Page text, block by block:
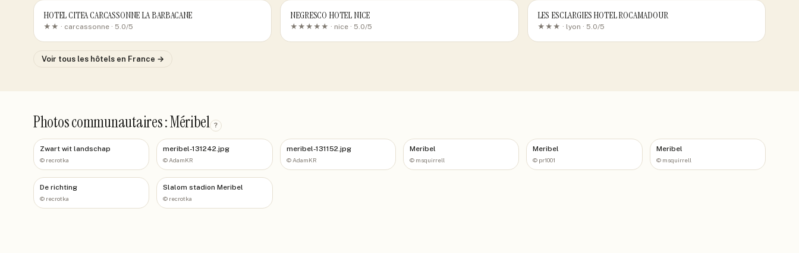
HOTEL CITEA CARCASSONNE LA BARBACANE
★★ · carcassonne · 5.0/5
NEGRESCO HOTEL NICE
★★★★★ · nice · 5.0/5
LES ESCLARGIES HOTEL ROCAMADOUR
★★★ · lyon · 5.0/5
Voir tous les hôtels en France →
Photos communautaires : Méribel ?
Zwart wit landschap
© recrotka
meribel-131242.jpg
© AdamKR
meribel-131152.jpg
© AdamKR
Meribel
© msquirrell
Meribel
© pr1001
Meribel
© msquirrell
De richting
© recrotka
Slalom stadion Meribel
© recrotka